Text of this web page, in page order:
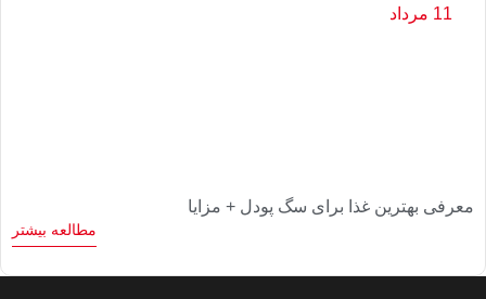
11 مرداد
معرفی بهترین غذا برای سگ پودل + مزایا
مطالعه بیشتر